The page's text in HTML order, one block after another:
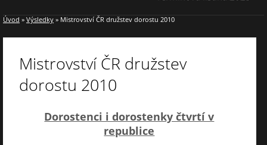
Úvod » Výsledky » Mistrovství ČR družstev dorostu 2010
Mistrovství ČR družstev
dorostu 2010
Dorostenci i dorostenky čtvrtí v
republice